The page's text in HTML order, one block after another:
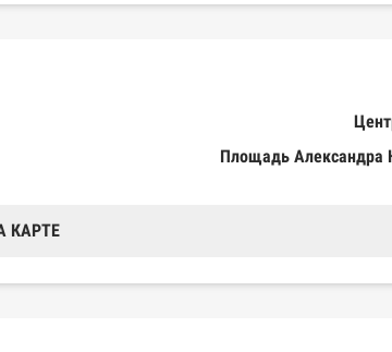
Площадь Александра
КАРТЕ